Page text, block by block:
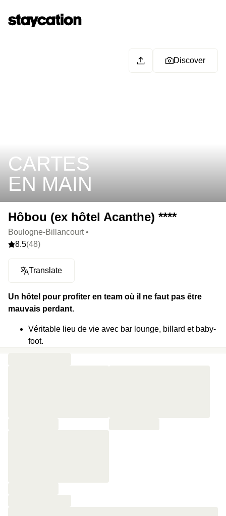
CARTES
EN MAIN
Discover
Hôbou (ex hôtel Acanthe) ****
Boulogne-Billancourt •
8.5(48)
Translate
Un hôtel pour profiter en team où il ne faut pas être
mauvais perdant.
Véritable lieu de vie avec bar lounge, billard et baby-
foot.